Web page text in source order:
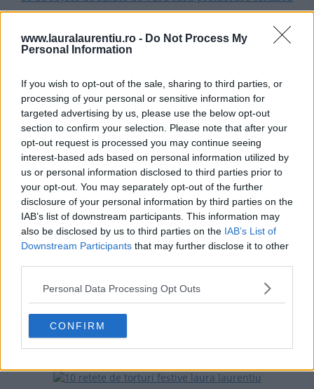
www.lauralaurentiu.ro - Do Not Process My
Personal Information
If you wish to opt-out of the sale, sharing to third parties, or
processing of your personal or sensitive information for
targeted advertising by us, please use the below opt-out
section to confirm your selection. Please note that after your
opt-out request is processed you may continue seeing
interest-based ads based on personal information utilized by
us or personal information disclosed to third parties prior to
your opt-out. You may separately opt-out of the further
disclosure of your personal information by third parties on the
IAB’s list of downstream participants. This information may
also be disclosed by us to third parties on the IAB’s List of
Downstream Participants that may further disclose it to other
Personal Data Processing Opt Outs
CONFIRM
4 rețete de gogoșari de pus la borcan toamna asta
24.09.2025